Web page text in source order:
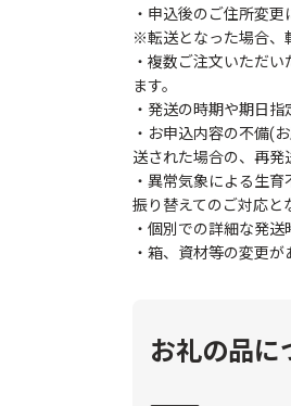
・申込後のご住所変更
※転送となった場合、
・複数ご注文いただ
ます。
・発送の時期や期日指
・お申込内容の不備(
送された場合の、再発
・異常気象による生
振り替えてのご対応と
・個別での詳細な発送
・箱、資材等の変更が
お礼の品に